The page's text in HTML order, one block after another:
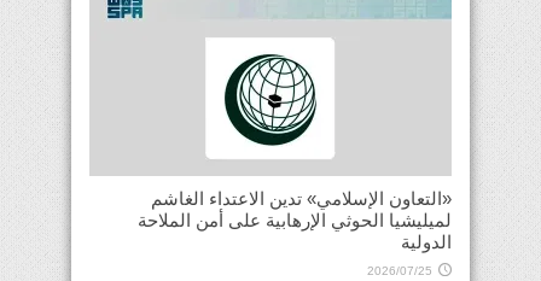
«التعاون الإسلامي» تدين الاعتداء الغاشم
لميليشيا الحوثي الإرهابية على أمن الملاحة
الدولية
2026/07/25